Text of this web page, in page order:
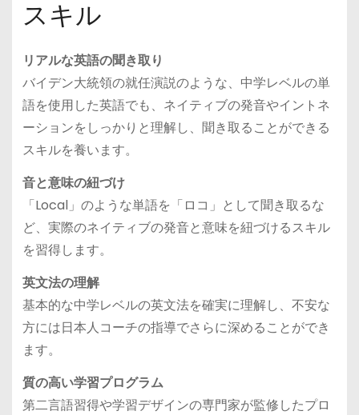
スキル
リアルな英語の聞き取り
バイデン大統領の就任演説のような、中学レベルの単
語を使用した英語でも、ネイティブの発音やイントネ
ーションをしっかりと理解し、聞き取ることができる
スキルを養います。
音と意味の紐づけ
「Local」のような単語を「ロコ」として聞き取るな
ど、実際のネイティブの発音と意味を紐づけるスキル
を習得します。
英文法の理解
基本的な中学レベルの英文法を確実に理解し、不安な
方には日本人コーチの指導でさらに深めることができ
ます。
質の高い学習プログラム
第二言語習得や学習デザインの専門家が監修したプロ